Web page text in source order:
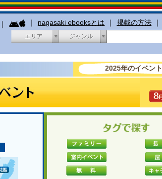
｜ ｜ nagasaki ebooksとは ｜ 掲載の方法 ｜
エリア ジャンル
2025年のイベント